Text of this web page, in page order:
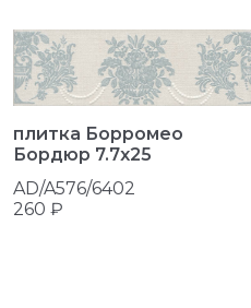
плитка Борромео
Бордюр 7.7x25
AD/A576/6402
260 ₽